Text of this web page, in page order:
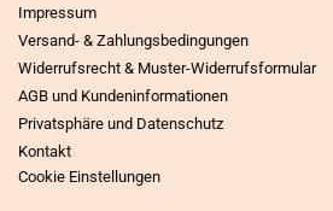
Impressum
Versand- & Zahlungsbedingungen
Widerrufsrecht & Muster-Widerrufsformular
AGB und Kundeninformationen
Privatsphäre und Datenschutz
Kontakt
Cookie Einstellungen